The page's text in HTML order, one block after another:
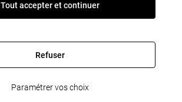
Refuser
Tout accepter et continuer
Paramétrer vos choix